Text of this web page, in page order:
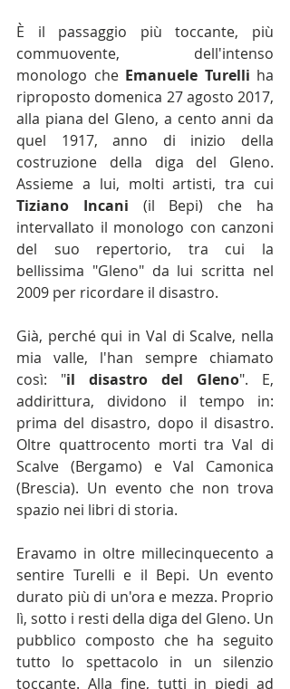
È il passaggio più toccante, più
commuovente, dell'intenso
monologo che Emanuele Turelli ha
riproposto domenica 27 agosto 2017,
alla piana del Gleno, a cento anni da
quel 1917, anno di inizio della
costruzione della diga del Gleno.
Tiziano Incani (il Bepi) che ha
intervallato il monologo con canzoni
del suo repertorio, tra cui la
bellissima "Gleno" da lui scritta nel
2009 per ricordare il disastro.
Già, perché qui in Val di Scalve, nella
mia valle, l'han sempre chiamato
così: "il disastro del Gleno". E,
addirittura, dividono il tempo in:
prima del disastro, dopo il disastro.
Oltre quattrocento morti tra Val di
Scalve (Bergamo) e Val Camonica
(Brescia). Un evento che non trova
spazio nei libri di storia.
Eravamo in oltre millecinquecento a
sentire Turelli e il Bepi. Un evento
durato più di un'ora e mezza. Proprio
lì, sotto i resti della diga del Gleno. Un
pubblico composto che ha seguito
tutto lo spettacolo in un silenzio
toccante. Alla fine, tutti in piedi ad